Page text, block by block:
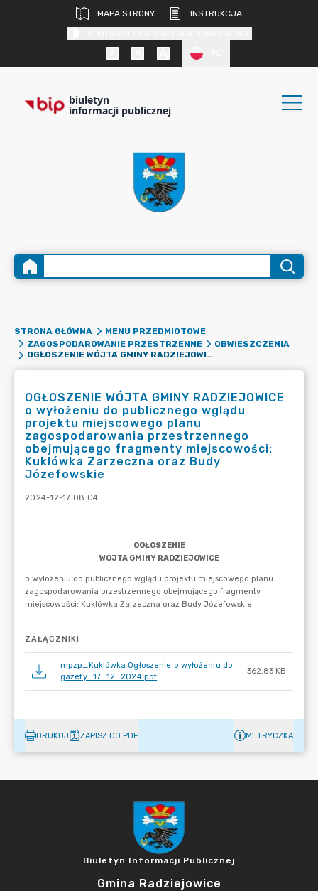
MAPA STRONY
INSTRUKCJA
biuletyn
informacji publicznej
STRONA GŁÓWNA
MENU PRZEDMIOTOWE
ZAGOSPODAROWANIE PRZESTRZENNE
OBWIESZCZENIA
OGŁOSZENIE WÓJTA GMINY RADZIEJOWICE O WYŁOŻENIU DO PUBLICZNEGO WGLĄDU PROJEKTU MIEJSCOWEGO PLANU ZAGOSPODAROWANIA PRZESTRZENNEGO OBEJMUJĄCEGO FRAGMENTY MIEJSCOWOŚCI: KUKLÓWKA ZARZECZNA ORAZ BUDY JÓZEFOWSKIE
OGŁOSZENIE WÓJTA GMINY RADZIEJOWICE
o wyłożeniu do publicznego wglądu
projektu miejscowego planu
zagospodarowania przestrzennego
obejmującego fragmenty miejscowości:
Kuklówka Zarzeczna oraz Budy
Józefowskie
2024-12-17 08:04
ZAŁĄCZNIKI
mpzp_Kuklówka Ogłoszenie o wyłożeniu do
gazety_17_12_2024.pdf
362.83 KB
DRUKUJ ZAPISZ DO PDF METRYCZKA
Biuletyn Informacji Publicznej
Gmina Radziejowice